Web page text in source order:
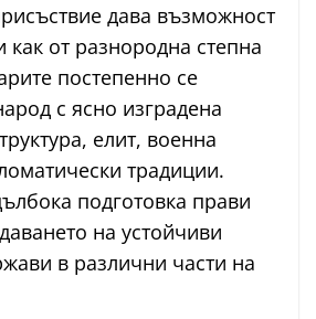
дава възможност
как от разнородна степна
постепенно се
с ясно изградена
елит, военна
традиции.
подготовка прави
на устойчиви
в различни части на